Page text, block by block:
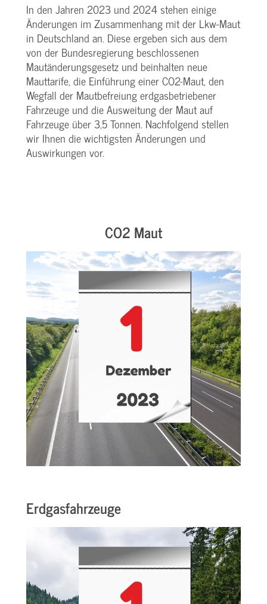
In den Jahren 2023 und 2024 stehen einige
Änderungen im Zusammenhang mit der Lkw-Maut
in Deutschland an. Diese ergeben sich aus dem
von der Bundesregierung beschlossenen
Mautänderungsgesetz und beinhalten neue
Mauttarife, die Einführung einer CO2-Maut, den
Wegfall der Mautbefreiung erdgasbetriebener
Fahrzeuge und die Ausweitung der Maut auf
Fahrzeuge über 3,5 Tonnen. Nachfolgend stellen
wir Ihnen die wichtigsten Änderungen und
Auswirkungen vor.
CO2 Maut
Erdgasfahrzeuge